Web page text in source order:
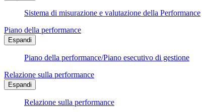
Sistema di misurazione e valutazione della Performance
Piano della performance
Espandi
Piano della performance/Piano esecutivo di gestione
Relazione sulla performance
Espandi
Relazione sulla performance